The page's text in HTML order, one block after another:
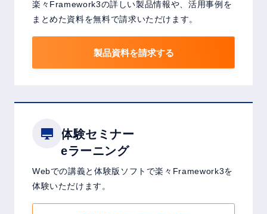
楽々Framework3の詳しい製品情報や、活用事例を
まとめた資料を無料で請求いただけます。
製品資料を請求する
体験セミナー
eラーニング
Webでの講義と体験版ソフトで楽々Framework3を
体験いただけます。